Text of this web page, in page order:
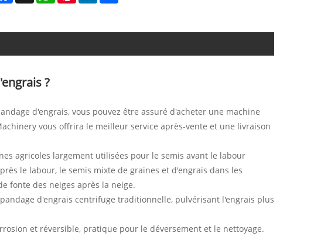
?
d'engrais, vous pouvez être assuré d'acheter une machine
vous offrira le meilleur service après-vente et une livraison
agricoles largement utilisées pour le semis avant le labour
le labour, le semis mixte de graines et d'engrais dans les
fonte des neiges après la neige.
d'engrais centrifuge traditionnelle, pulvérisant l'engrais plus
et réversible, pratique pour le déversement et le nettoyage.